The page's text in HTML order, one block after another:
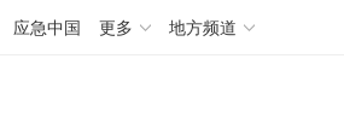
应急中国 更多 地方频道